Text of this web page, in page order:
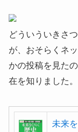
どういういきさ
が、おそらくネ
かの投稿を見た
在を知りました。
未来